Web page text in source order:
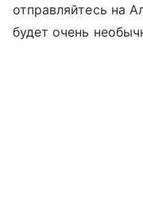
отправляйтесь на
будет очень